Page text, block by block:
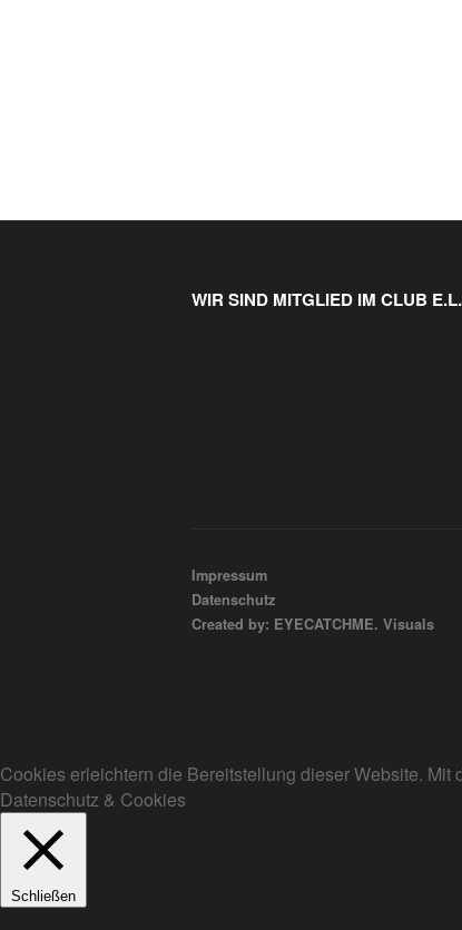
WIR SIND MITGLIED IM CLUB
Impressum
Datenschutz
Created by: EYECATCHME. Visuals
Cookies erleichtern die Bereitstellung dieser Website.
Datenschutz & Cookies
Schließen